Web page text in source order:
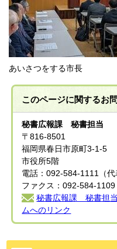
あいさつをする市長
このページに関するお
秘書広報課 秘書担当
〒816-8501
福岡県春日市原町3-1-5
市役所5階
電話：092-584-1111（代
ファクス：092-584-1109
秘書広報課 秘書担
ムへのリンク